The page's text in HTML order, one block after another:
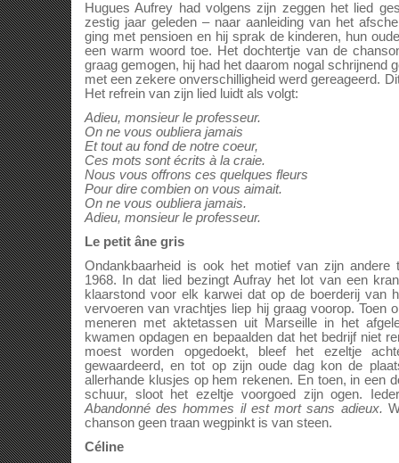
Hugues Aufrey had volgens zijn zeggen het lied
zestig jaar geleden – naar aanleiding van het
ging met pensioen en hij sprak de kinderen, hun
een warm woord toe. Het dochtertje van de
graag gemogen, hij had het daarom nogal schrijnend
met een zekere onverschilligheid werd gereageerd.
Het refrein van zijn lied luidt als volgt:
Adieu, monsieur le professeur.
On ne vous oubliera jamais
Et tout au fond de notre coeur,
Ces mots sont écrits à la craie.
Nous vous offrons ces quelques fleurs
Pour dire combien on vous aimait.
On ne vous oubliera jamais.
Adieu, monsieur le professeur.
Le petit âne gris
Ondankbaarheid is ook het motief van zijn andere
1968. In dat lied bezingt Aufray het lot van een
klaarstond voor elk karwei dat op de boerderij van
vervoeren van vrachtjes liep hij graag voorop. Toen
meneren met aktetassen uit Marseille in het
kwamen opdagen en bepaalden dat het bedrijf niet
moest worden opgedoekt, bleef het ezeltje
gewaardeerd, en tot op zijn oude dag kon de
allerhande klusjes op hem rekenen. En toen, in een
schuur, sloot het ezeltje voorgoed zijn ogen.
Abandonné des hommes il est mort sans adieux.
chanson geen traan wegpinkt is van steen.
Céline